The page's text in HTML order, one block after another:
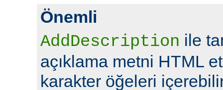
Önemli
AddDescription ile
açıklama metni HTML
karakter öğeleri